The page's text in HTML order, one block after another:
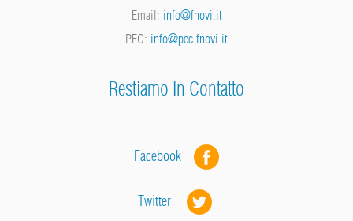
Email: info@fnovi.it
PEC: info@pec.fnovi.it
Restiamo In Contatto
Facebook
Twitter